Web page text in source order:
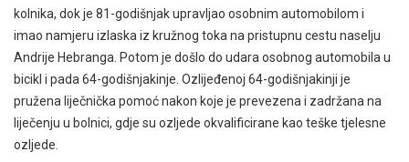
kolnika, dok je 81-godišnjak upravljao osobnim automobilom i
imao namjeru izlaska iz kružnog toka na pristupnu cestu naselju
Andrije Hebranga. Potom je došlo do udara osobnog automobila u
bicikl i pada 64-godišnjakinje. Ozlijeđenoj 64-godišnjakinji je
pružena liječnička pomoć nakon koje je prevezena i zadržana na
liječenju u bolnici, gdje su ozljede okvalificirane kao teške tjelesne
ozljede.